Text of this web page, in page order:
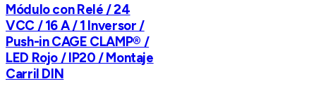
Módulo con Relé / 24
VCC / 16 A / 1 Inversor /
Push-in CAGE CLAMP® /
LED Rojo / IP20 / Montaje
Carril DIN